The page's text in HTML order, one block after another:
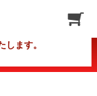
ます。